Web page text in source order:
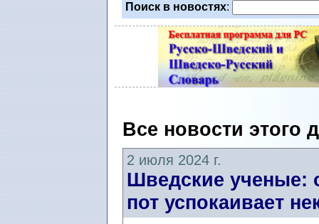
Поиск в новостях:
Все новости этого
2 июля 2024 г.
Шведские ученые:
пот успокаивает